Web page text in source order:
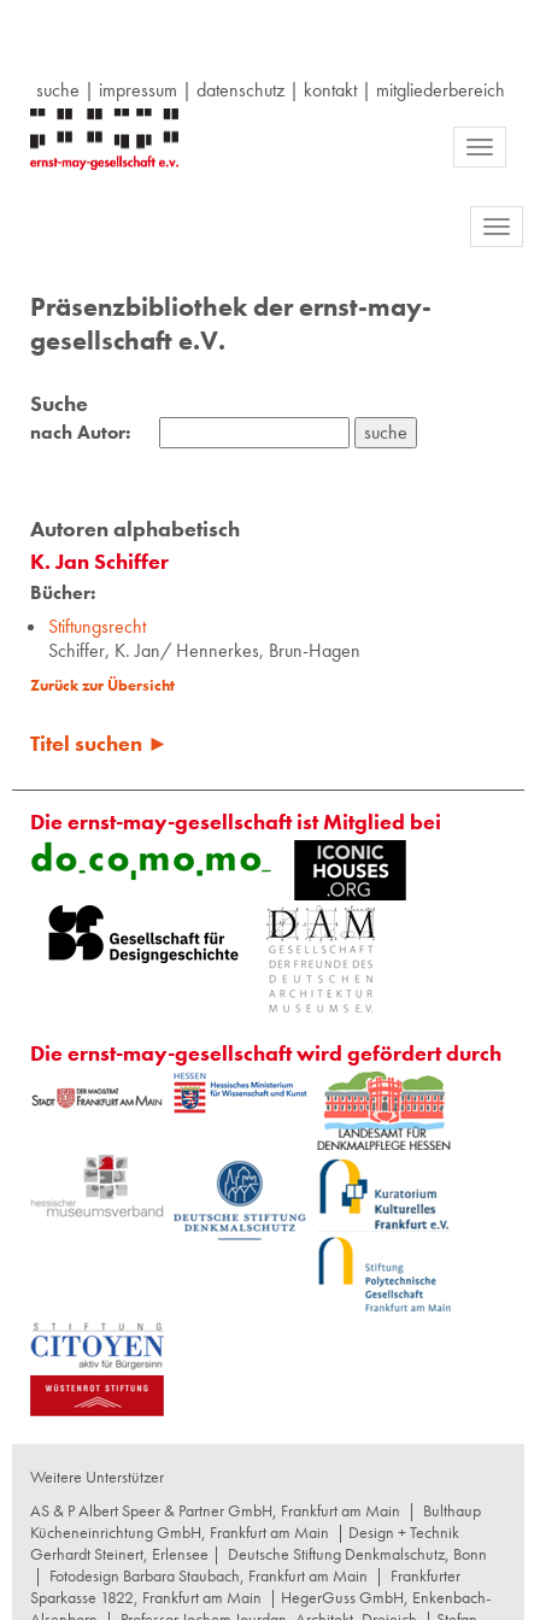
suche | impressum | datenschutz| kontakt| mitgliederbereich
Toggle
Präsenzbibliothek der ernst-may-
gesellschaft e.V.
Suche
nach Autor:
Autoren alphabetisch
K. Jan Schiffer
Bücher:
Stiftungsrecht
Schiffer, K. Jan/ Hennerkes, Brun-Hagen
Zurück zur Übersicht
Titel suchen ►
Die ernst-may-gesellschaft ist Mitglied bei
Die ernst-may-gesellschaft wird gefördert durch
Weitere Unterstützer
AS & P Albert Speer & Partner GmbH, Frankfurt am Main | Bulthaup
Kücheneinrichtung GmbH, Frankfurt am Main | Design + Technik
Gerhardt Steinert, Erlensee | Deutsche Stiftung Denkmalschutz, Bonn
| Fotodesign Barbara Staubach, Frankfurt am Main | Frankfurter
Sparkasse 1822, Frankfurt am Main | HegerGuss GmbH, Enkenbach-